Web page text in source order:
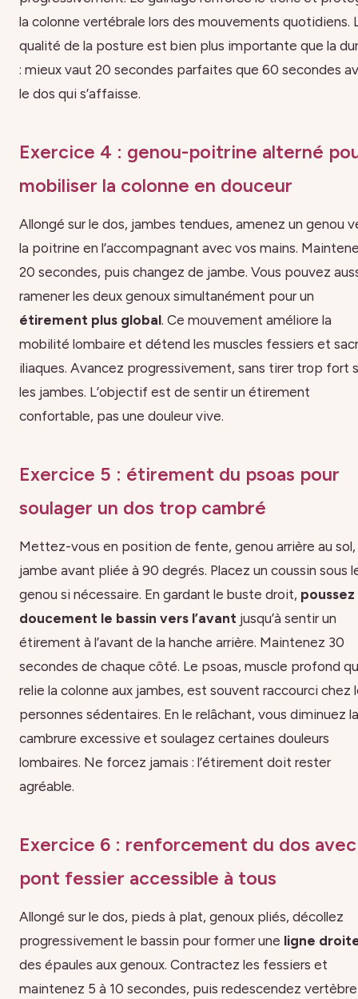
la colonne vertébrale lors des mouvements quotidiens.
qualité de la posture est bien plus importante que la
: mieux vaut 20 secondes parfaites que 60 secondes
le dos qui s’affaisse.
Exercice 4 : genou-poitrine alterné
mobiliser la colonne en douceur
Allongé sur le dos, jambes tendues, amenez un genou
la poitrine en l’accompagnant avec vos mains.
20 secondes, puis changez de jambe. Vous pouvez
ramener les deux genoux simultanément pour un
étirement plus global. Ce mouvement améliore la
mobilité lombaire et détend les muscles fessiers et
iliaques. Avancez progressivement, sans tirer trop fort
les jambes. L’objectif est de sentir un étirement
confortable, pas une douleur vive.
Exercice 5 : étirement du psoas pour
soulager un dos trop cambré
Mettez-vous en position de fente, genou arrière au sol,
jambe avant pliée à 90 degrés. Placez un coussin sous
genou si nécessaire. En gardant le buste droit, poussez
doucement le bassin vers l’avant jusqu’à sentir un
étirement à l’avant de la hanche arrière. Maintenez 30
secondes de chaque côté. Le psoas, muscle profond
relie la colonne aux jambes, est souvent raccourci chez
personnes sédentaires. En le relâchant, vous diminuez la
cambrure excessive et soulagez certaines douleurs
lombaires. Ne forcez jamais : l’étirement doit rester
agréable.
Exercice 6 : renforcement du dos
pont fessier accessible à tous
Allongé sur le dos, pieds à plat, genoux pliés, décollez
progressivement le bassin pour former une ligne
des épaules aux genoux. Contractez les fessiers et
maintenez 5 à 10 secondes, puis redescendez vertèbre